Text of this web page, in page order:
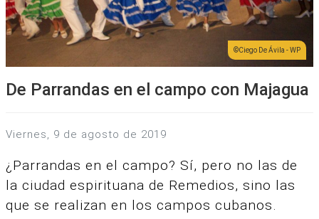
Ciego De Ávila - WP
De Parrandas en el campo con Majagua
viernes, 9 de agosto de 2019
¿Parrandas en el campo? Sí, pero no las de
la ciudad espirituana de Remedios, sino las
que se realizan en los campos cubanos.